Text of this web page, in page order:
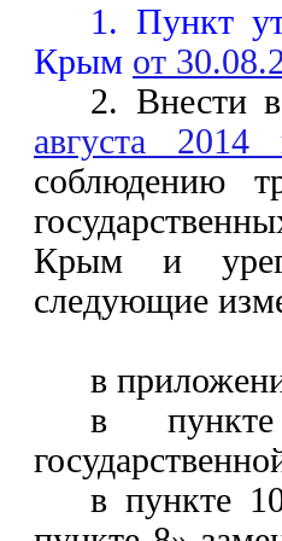
1. Пункт
Крым от
2. Внести
августа
соблюдению
Крым и
следующие
в
в
в пункте